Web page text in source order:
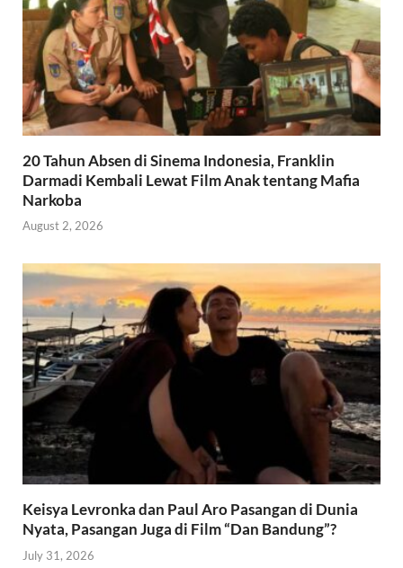
20 Tahun Absen di Sinema Indonesia, Franklin
Darmadi Kembali Lewat Film Anak tentang Mafia
Narkoba
August 2, 2026
Keisya Levronka dan Paul Aro Pasangan di Dunia
Nyata, Pasangan Juga di Film “Dan Bandung”?
July 31, 2026